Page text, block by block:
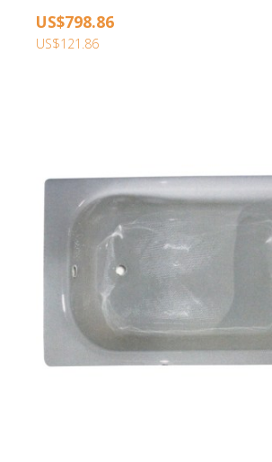
US$798.86
US$121.86